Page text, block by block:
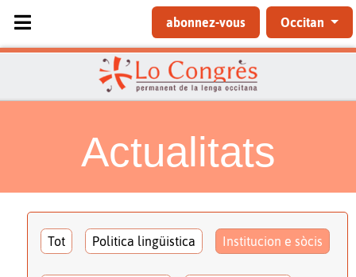
Sélectionnez votre langue
abonnez-vous Occitan
Actualitats
Tot Politica lingüistica Institucion e sòcis